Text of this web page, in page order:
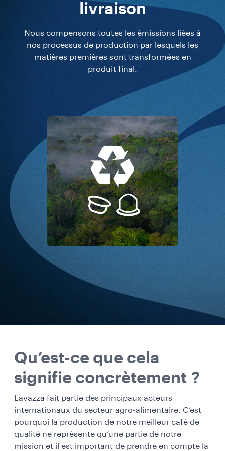
Nous compensons les émissions liées à la
nécessaire à la création des emballages.
Qu’est-ce que cela
signifie concrètement ?
Lavazza fait partie des principaux acteurs
internationaux du secteur agro-alimentaire. C’est
pourquoi la production de notre meilleur café de
qualité ne représente qu’une partie de notre
mission et il est important de prendre en compte la